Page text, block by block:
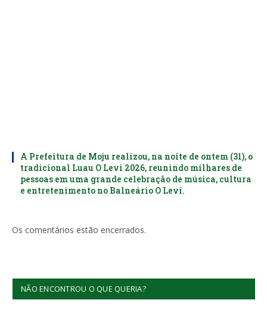
A Prefeitura de Moju realizou, na noite de ontem (31), o
tradicional Luau O Levi 2026, reunindo milhares de
pessoas em uma grande celebração de música, cultura
e entretenimento no Balneário O Levi.
Os comentários estão encerrados.
NÃO ENCONTROU O QUE QUERIA?